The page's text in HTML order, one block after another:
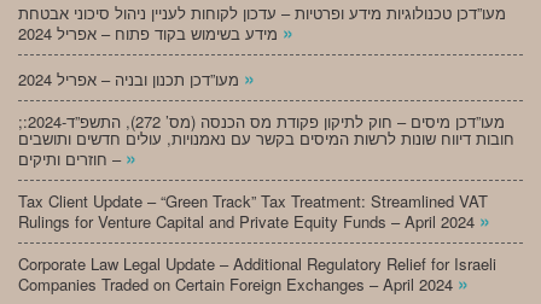
מעו”דכן טכנולוגיות מידע ופרטיות – עדכון לקוחות לעניין ניהול סיכוני אבטחת
»
»
;מעו”דכן מיסים – חוק לתיקון פקודת מס הכנסה (מס’ 272), התשפ”ד-2024:
חובות דיווח שונות לרשות המיסים בקשר עם נאמנויות, עולים חדשים ותושבים
חוזרים ותיקים – »
Tax Client Update – “Green Track” Tax Treatment: Streamlined VAT
Rulings for Venture Capital and Private Equity Funds – April 2024 »
Corporate Law Legal Update – Additional Regulatory Relief for Israeli
Companies Traded on Certain Foreign Exchanges – April 2024 »